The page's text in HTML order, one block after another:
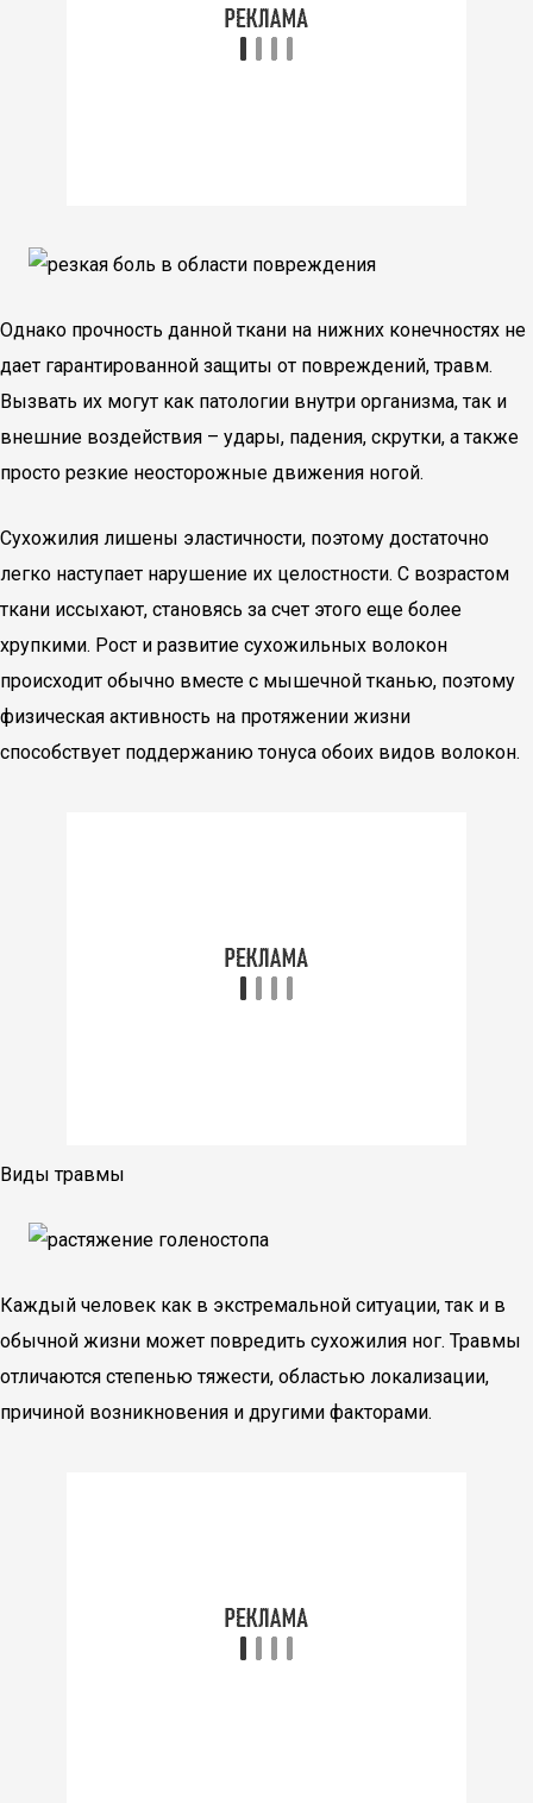
Однако прочность данной ткани на нижних конечностях не
дает гарантированной защиты от повреждений, травм.
Вызвать их могут как патологии внутри организма, так и
внешние воздействия – удары, падения, скрутки, а также
просто резкие неосторожные движения ногой.
Сухожилия лишены эластичности, поэтому достаточно
легко наступает нарушение их целостности. С возрастом
ткани иссыхают, становясь за счет этого еще более
хрупкими. Рост и развитие сухожильных волокон
происходит обычно вместе с мышечной тканью, поэтому
физическая активность на протяжении жизни
способствует поддержанию тонуса обоих видов волокон.
Виды травмы
Каждый человек как в экстремальной ситуации, так и в
обычной жизни может повредить сухожилия ног. Травмы
отличаются степенью тяжести, областью локализации,
причиной возникновения и другими факторами.